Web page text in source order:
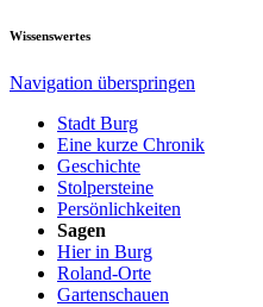
Wissenswertes
Navigation überspringen
Stadt Burg
Eine kurze Chronik
Geschichte
Stolpersteine
Persönlichkeiten
Sagen
Hier in Burg
Roland-Orte
Gartenschauen